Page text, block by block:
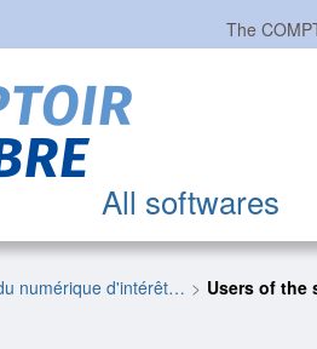
The
All softwares
numérique d'intérêt… Users of the